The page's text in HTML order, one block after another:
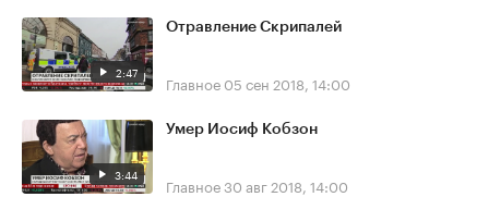
2:47
Отравление Скрипалей
Главное 05 сен 2018, 14:00
3:44
Умер Иосиф Кобзон
Главное30 авг 2018, 14:00